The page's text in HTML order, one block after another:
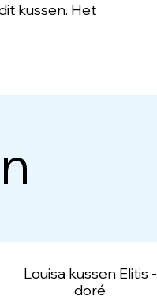
kussen. Het
Louisa kussen Elitis -
doré